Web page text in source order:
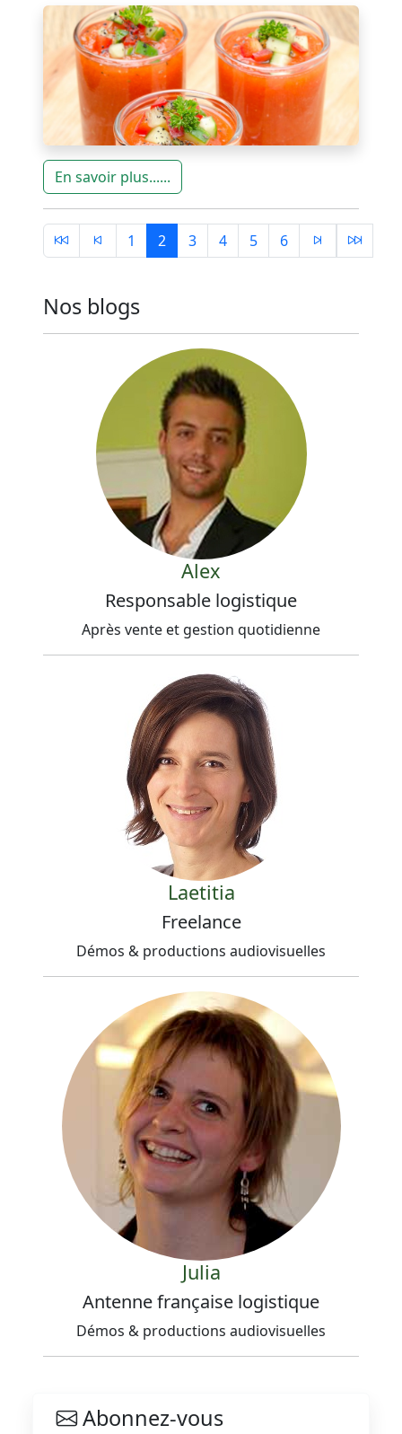
En savoir plus......
1 2 3 4 5 6
Nos blogs
Alex
Responsable logistique
Après vente et gestion quotidienne
Laetitia
Freelance
Démos & productions audiovisuelles
Julia
Antenne française logistique
Démos & productions audiovisuelles
Abonnez-vous